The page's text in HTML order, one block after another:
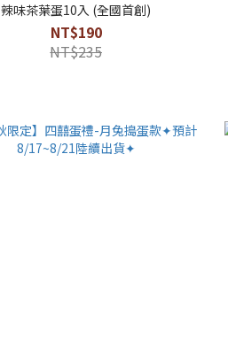
辣味茶葉蛋10入 (全國首創)
NT$190
NT$235